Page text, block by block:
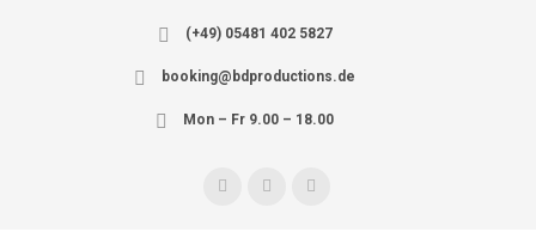
(+49) 05481 402 5827
booking@bdproductions.de
Mon – Fr 9.00 – 18.00